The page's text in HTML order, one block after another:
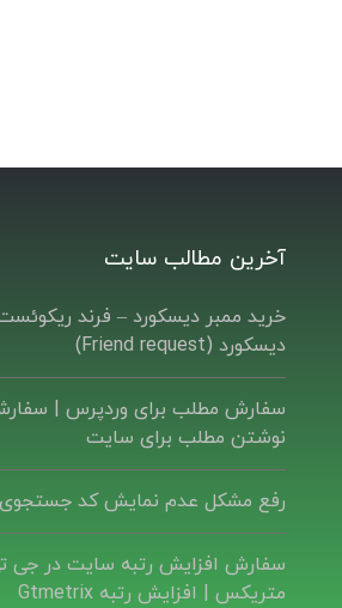
آخرین مطالب سایت
خرید ممبر دیسکورد – فرند
دیسکورد (Friend request)
سفارش مطلب برای وردپرس |‌
نوشتن مطلب برای سایت
رفع مشکل عدم نمایش کد
سفارش افزایش رتبه سایت در جی
متریکس | افزایش رتبه Gtmetrix